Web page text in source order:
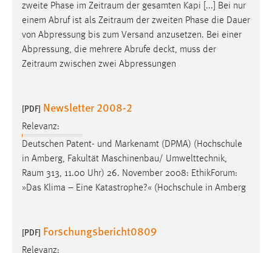
zweite Phase im Zeitraum der gesamten Kapi [...] Bei nur
einem Abruf ist als Zeitraum der zweiten Phase die Dauer
von Abpressung bis zum Versand anzusetzen. Bei einer
Abpressung, die mehrere Abrufe deckt, muss der
Zeitraum zwischen zwei Abpressungen
[PDF] Newsletter 2008-2
Relevanz:
Deutschen Patent- und Markenamt (DPMA) (Hochschule
in Amberg, Fakultät Maschinenbau/ Umwelttechnik,
Raum 313, 11.00 Uhr) 26. November 2008: EthikForum:
»Das Klima – Eine Katastrophe?« (Hochschule in Amberg
[PDF] Forschungsbericht0809
Relevanz: